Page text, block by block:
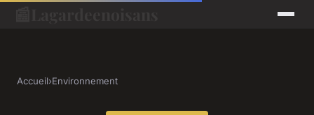
Accueil›Environnement